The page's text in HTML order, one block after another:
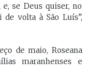
se Deus quiser, no
volta à São Luís”,
de maio, Roseana
maranhenses e